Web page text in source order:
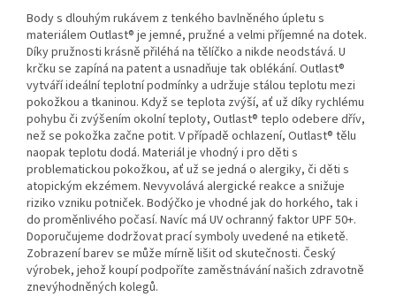
Body s dlouhým rukávem z tenkého bavlněného úpletu s
materiálem Outlast® je jemné, pružné a velmi příjemné na dotek.
Díky pružnosti krásně přiléhá na tělíčko a nikde neodstává. U
krčku se zapíná na patent a usnadňuje tak oblékání. Outlast®
vytváří ideální teplotní podmínky a udržuje stálou teplotu mezi
pokožkou a tkaninou. Když se teplota zvýší, ať už díky rychlému
pohybu či zvýšením okolní teploty, Outlast® teplo odebere dřív,
než se pokožka začne potit. V případě ochlazení, Outlast® tělu
naopak teplotu dodá. Materiál je vhodný i pro děti s
problematickou pokožkou, ať už se jedná o alergiky, či děti s
atopickým ekzémem. Nevyvolává alergické reakce a snižuje
riziko vzniku potniček. Bodýčko je vhodné jak do horkého, tak i
do proměnlivého počasí. Navíc má UV ochranný faktor UPF 50+.
Doporučujeme dodržovat prací symboly uvedené na etiketě.
Zobrazení barev se může mírně lišit od skutečnosti. Český
výrobek, jehož koupí podpoříte zaměstnávání našich zdravotně
znevýhodněných kolegů.